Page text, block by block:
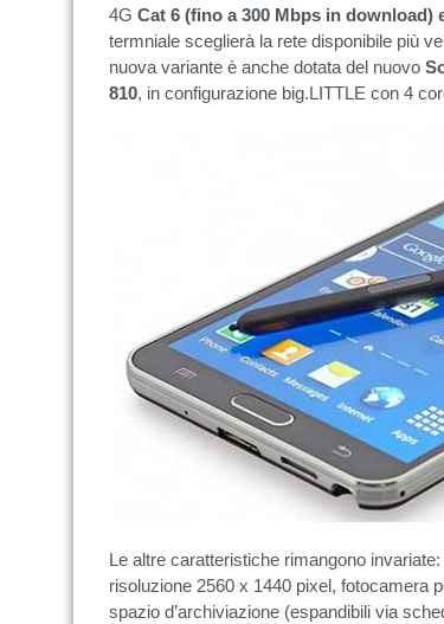
4G Cat 6 (fino a 300 Mbps in download)
termniale sceglierà la rete disponibile più
nuova variante è anche dotata del nuovo
810, in configurazione big.LITTLE con 4
Le altre caratteristiche rimangono
risoluzione 2560 x 1440 pixel, fotocamera
spazio d’archiviazione (espandibili via